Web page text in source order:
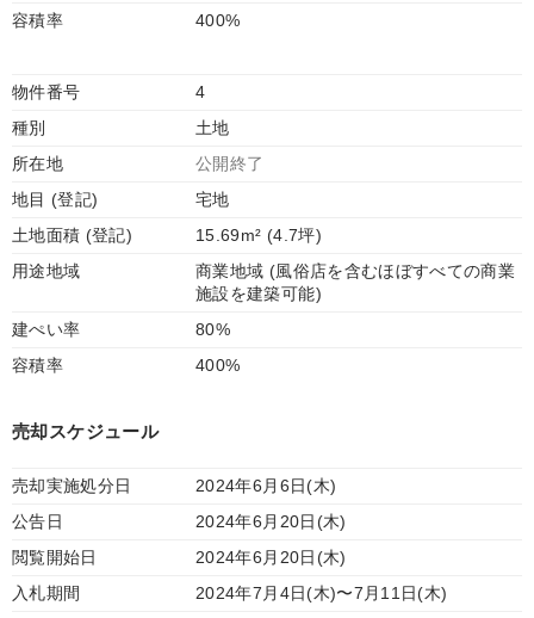
容積率
400%
物件番号
4
種別
土地
所在地
公開終了
地目 (登記)
宅地
土地面積 (登記)
15.69m² (4.7坪)
用途地域
商業地域 (風俗店を含むほぼすべての商業
施設を建築可能)
建ぺい率
80%
容積率
400%
売却スケジュール
売却実施処分日
2024年6月6日(木)
公告日
2024年6月20日(木)
閲覧開始日
2024年6月20日(木)
入札期間
2024年7月4日(木)〜7月11日(木)